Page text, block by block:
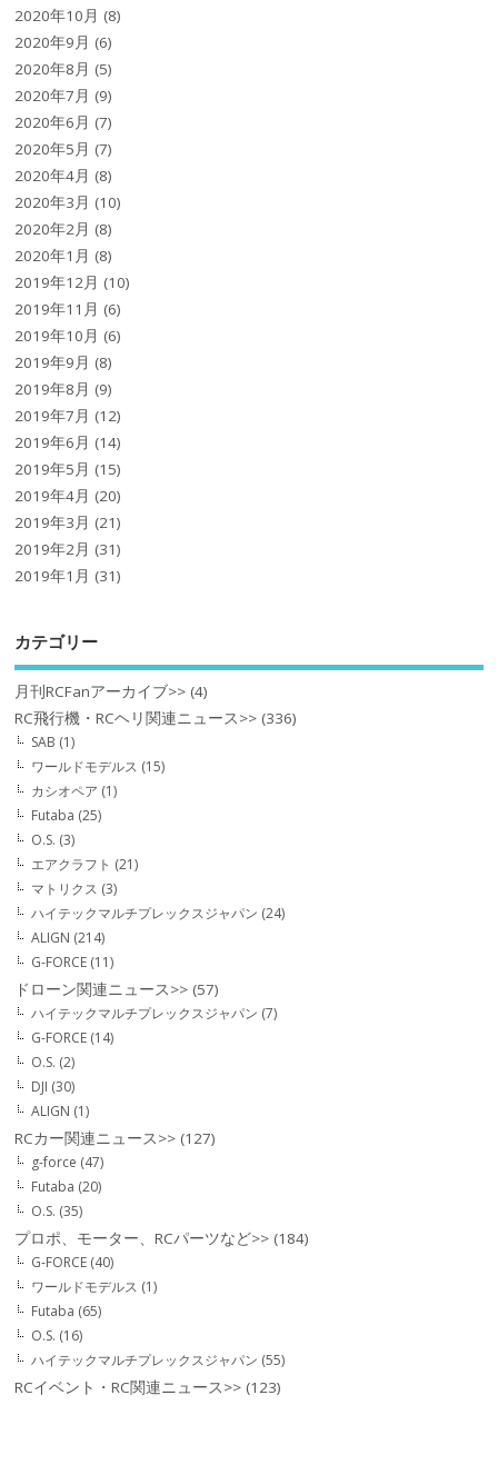
2020年10月 (8)
2020年9月 (6)
2020年8月 (5)
2020年7月 (9)
2020年6月 (7)
2020年5月 (7)
2020年4月 (8)
2020年3月 (10)
2020年2月 (8)
2020年1月 (8)
2019年12月 (10)
2019年11月 (6)
2019年10月 (6)
2019年9月 (8)
2019年8月 (9)
2019年7月 (12)
2019年6月 (14)
2019年5月 (15)
2019年4月 (20)
2019年3月 (21)
2019年2月 (31)
2019年1月 (31)
カテゴリー
月刊RCFanアーカイブ>> (4)
RC飛行機・RCヘリ関連ニュース>> (336)
SAB (1)
ワールドモデルス (15)
カシオペア (1)
Futaba (25)
O.S. (3)
エアクラフト (21)
マトリクス (3)
ハイテックマルチプレックスジャパン (24)
ALIGN (214)
G-FORCE (11)
ドローン関連ニュース>> (57)
ハイテックマルチプレックスジャパン (7)
G-FORCE (14)
O.S. (2)
DJI (30)
ALIGN (1)
RCカー関連ニュース>> (127)
g-force (47)
Futaba (20)
O.S. (35)
プロポ、モーター、RCパーツなど>> (184)
G-FORCE (40)
ワールドモデルス (1)
Futaba (65)
O.S. (16)
ハイテックマルチプレックスジャパン (55)
RCイベント・RC関連ニュース>> (123)